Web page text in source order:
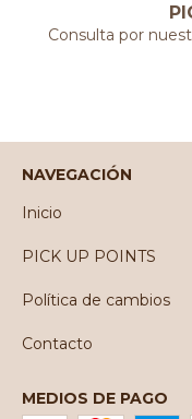
Consulta por
NAVEGACIÓN
Inicio
PICK UP POINTS
Política de cambios
Contacto
MEDIOS DE PAGO